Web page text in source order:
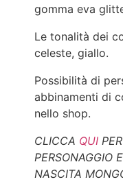
gomma eva
Le tonalità dei
celeste, giallo.
Possibilità di
abbinamenti di
nello shop.
CLICCA QUI
PERSONAGGIO
NASCITA